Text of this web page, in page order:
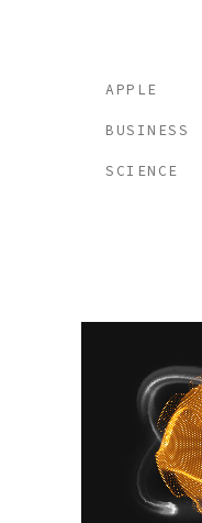
APPLE
BUSINESS
SCIENCE